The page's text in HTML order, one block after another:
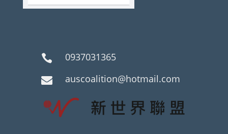
 0937031365
 auscoalition@hotmail.com